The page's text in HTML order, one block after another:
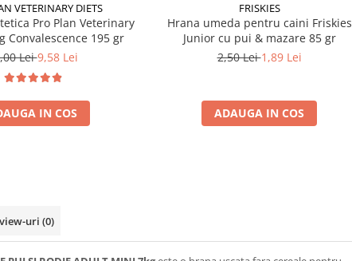
VETERINARY DIETS
Pro Plan Veterinary
Convalescence 195 gr
Lei9,58 Lei
IN COS
FRISKIES
Hrana umeda pentru caini Friskies
Junior cu pui & mazare 85 gr
2,50 Lei1,89 Lei
ADAUGA IN COS
uri (0)